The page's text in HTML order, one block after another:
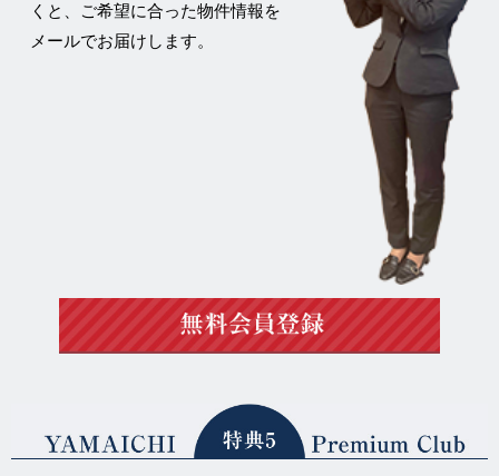
くと、ご希望に合った物件情報を
メールでお届けします。